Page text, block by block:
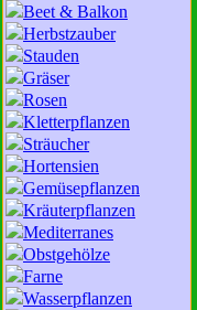
Beet & Balkon
Herbstzauber
Stauden
Gräser
Rosen
Kletterpflanzen
Sträucher
Hortensien
Gemüsepflanzen
Kräuterpflanzen
Mediterranes
Obstgehölze
Farne
Wasserpflanzen